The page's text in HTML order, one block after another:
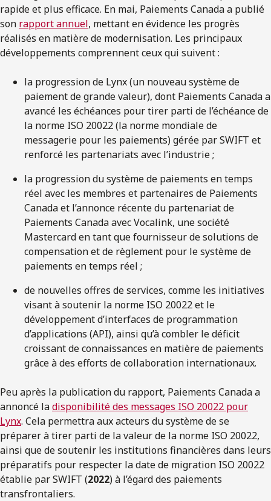
rapide et plus efficace. En mai, Paiements Canada a publié
son rapport annuel, mettant en évidence les progrès
réalisés en matière de modernisation. Les principaux
développements comprennent ceux qui suivent :
la progression de Lynx (un nouveau système de
paiement de grande valeur), dont Paiements Canada a
avancé les échéances pour tirer parti de l’échéance de
la norme ISO 20022 (la norme mondiale de
messagerie pour les paiements) gérée par SWIFT et
renforcé les partenariats avec l’industrie ;
la progression du système de paiements en temps
réel avec les membres et partenaires de Paiements
Canada et l’annonce récente du partenariat de
Paiements Canada avec Vocalink, une société
Mastercard en tant que fournisseur de solutions de
compensation et de règlement pour le système de
paiements en temps réel ;
de nouvelles offres de services, comme les initiatives
visant à soutenir la norme ISO 20022 et le
développement d’interfaces de programmation
d’applications (API), ainsi qu’à combler le déficit
croissant de connaissances en matière de paiements
grâce à des efforts de collaboration internationaux.
Peu après la publication du rapport, Paiements Canada a
annoncé ladisponibilité des messages ISO 20022 pour
Lynx. Cela permettra aux acteurs du système de se
préparer à tirer parti de la valeur de la norme ISO 20022,
ainsi que de soutenir les institutions financières dans leurs
préparatifs pour respecter la date de migration ISO 20022
établie par SWIFT (2022) à l’égard des paiements
transfrontaliers.